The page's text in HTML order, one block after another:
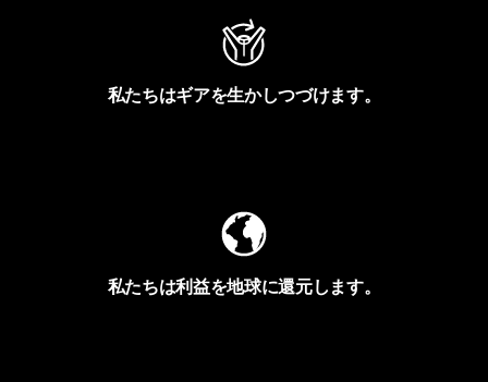
私たちはギアを生かしつづけます。
私たちは利益を地球に還元します。